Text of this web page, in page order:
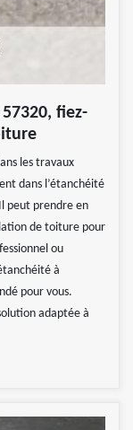
fiez-
les travaux
dans l’étanchéité
peut prendre en
de toiture pour
ou
à
pour vous.
adaptée à